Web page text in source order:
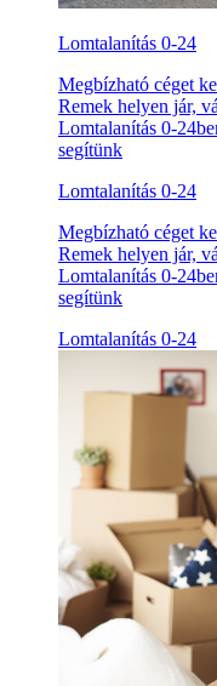
Lomtalanítás 0-24
Megbízható céget
Remek helyen jár,
Lomtalanítás 0-
segítünk
Lomtalanítás 0-24
Megbízható céget
Remek helyen jár,
Lomtalanítás 0-
segítünk
Lomtalanítás 0-24